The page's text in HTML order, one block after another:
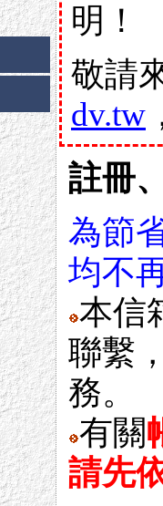
明！
敬請
dv.tw
註冊
為節
均不
本信
聯繫
務。
有關
請先